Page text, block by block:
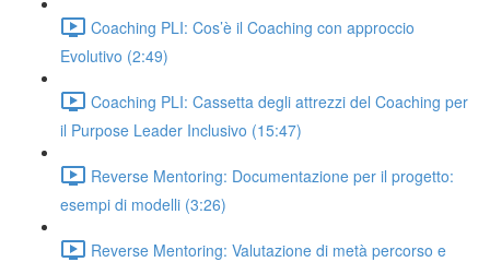
Coaching PLI: Cos’è il Coaching con approccio
Evolutivo (2:49)
Coaching PLI: Cassetta degli attrezzi del Coaching per
il Purpose Leader Inclusivo (15:47)
Reverse Mentoring: Documentazione per il progetto:
esempi di modelli (3:26)
Reverse Mentoring: Valutazione di metà percorso e